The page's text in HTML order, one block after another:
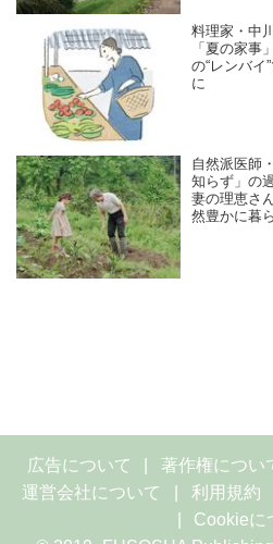
料理家・中
「夏の家事
の“レンバイ
に
自然派医師
知らず」の
妻の理恵さ
然豊かに暮
広告について 著作権につい
運営会社について
利用規約
Cookieに